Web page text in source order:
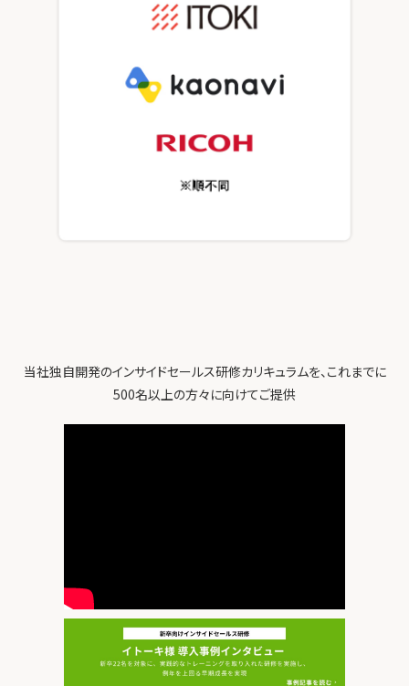
インサイドセールス関連ブログ
当社独自開発のインサイドセールス研修カリキュラムを、これまでに
500名以上の方々に向けてご提供